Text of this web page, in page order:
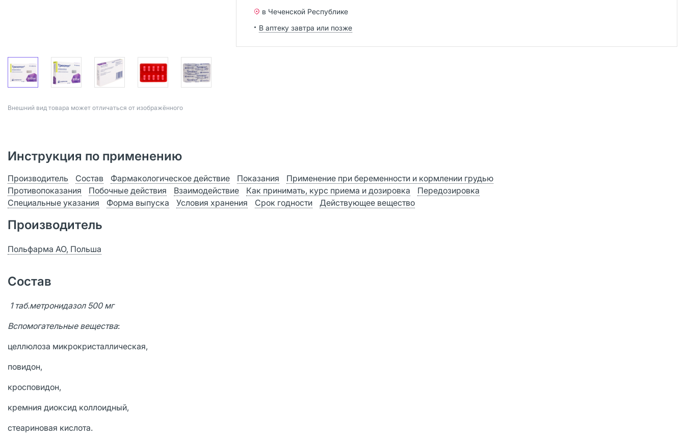
Bнешний вид товара может отличаться от изображённого
в Чеченской Республике
В аптеку завтра или позже
Инструкция по применению
Производитель Состав Фармакологическое действие Показания
Применение при беременности и кормлении грудью
Противопоказания
Побочные действия Взаимодействие Как принимать, курс приема и дозировка
Передозировка
Специальные указания
Форма выпуска Условия хранения Срок годности Действующее вещество
Производитель
Польфарма АО, Польша
Состав
1 таб.метронидазол 500 мг
Вспомогательные вещества:
целлюлоза микрокристаллическая,
повидон,
кросповидон,
кремния диоксид коллоидный,
стеариновая кислота.